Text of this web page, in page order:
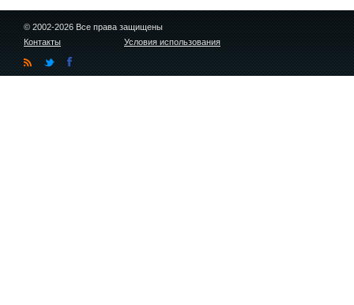
© 2002-2026 Все права защищены
Контакты
Условия использования